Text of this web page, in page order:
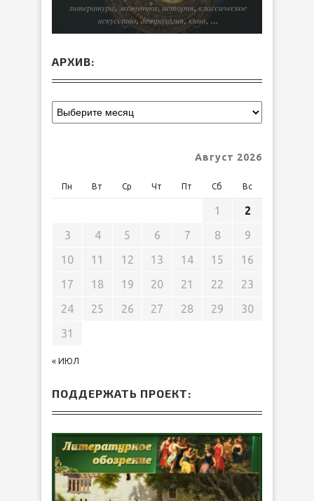
АРХИВ:
Август 2026
Пн Вт Ср Чт Пт Сб Вс
« ИЮЛ
1
2
3
4 5 6 7 8
9
10
11 12 13 14 15
16
17
18 19 20 21 22
23
24
25 26 27 28 29
30
31
ПОДДЕРЖАТЬ ПРОЕКТ: